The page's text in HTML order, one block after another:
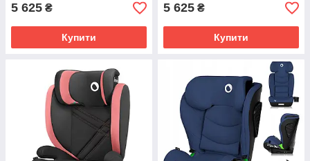
5 625 ₴
Купити
5 625 ₴
Купити